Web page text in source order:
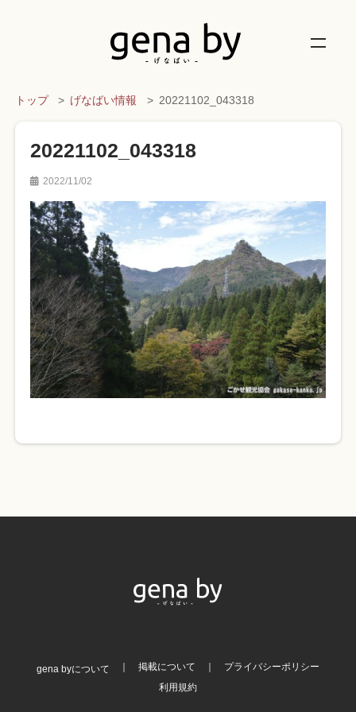
トップ げなばい情報 20221102_043318
20221102_043318
2022/11/02
gena byについて 掲載について
プライバシーポリシー
利用規約